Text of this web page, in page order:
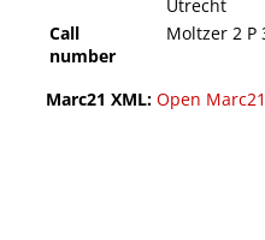
Utrecht
Call
number
Moltzer 2 P
Marc21 XML: Open